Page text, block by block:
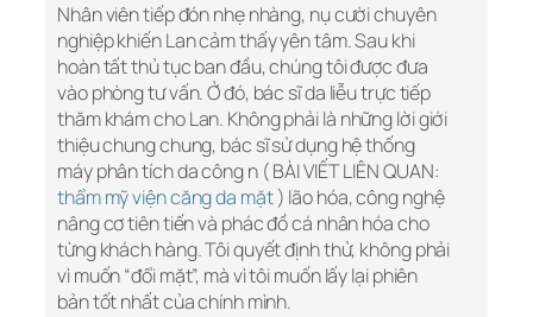
Nhân viên tiếp đón nhẹ nhàng, nụ cười chuyên
nghiệp khiến Lan cảm thấy yên tâm. Sau khi
hoàn tất thủ tục ban đầu, chúng tôi được đưa
vào phòng tư vấn. Ở đó, bác sĩ da liễu trực tiếp
thăm khám cho Lan. Không phải là những lời giới
thiệu chung chung, bác sĩ sử dụng hệ thống
máy phân tích da công n ( BÀI VIẾT LIÊN QUAN:
thẩm mỹ viện căng da mặt) lão hóa, công nghệ
nâng cơ tiên tiến và phác đồ cá nhân hóa cho
từng khách hàng. Tôi quyết định thử, không phải
vì muốn “đổi mặt”, mà vì tôi muốn lấy lại phiên
bản tốt nhất của chính mình.